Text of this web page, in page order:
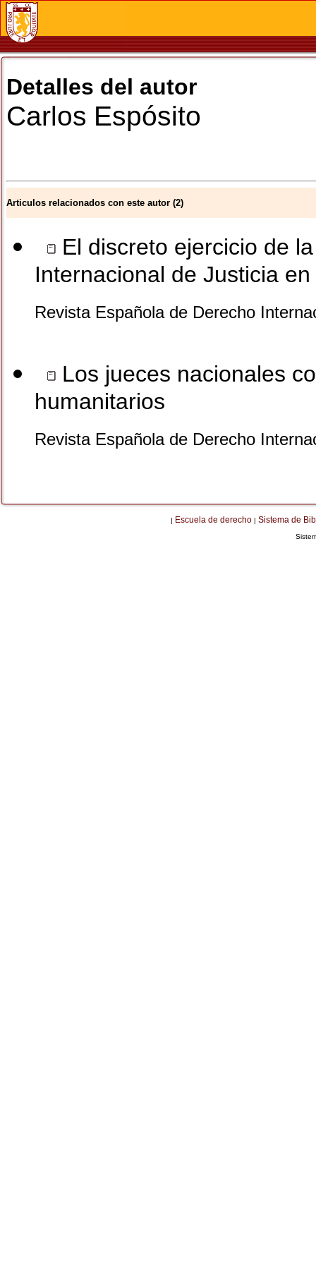
Detalles del autor
Carlos Espósito
Articulos relacionados con este autor (2)
El discreto ejercicio de
Internacional de Justicia
Revista Española de Derecho
Los jueces nacionales
humanitarios
Revista Española de Derecho
| Escuela de derecho | Sistema de